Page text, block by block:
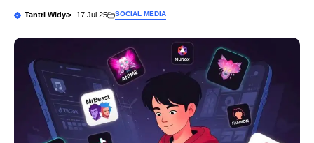
Tantri Widya 17 Jul 25 SOCIAL MEDIA